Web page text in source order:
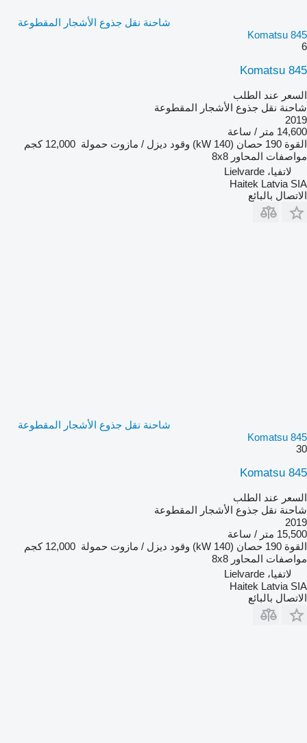
شاحنة نقل جذوع الأشجار المقطوعة
Komatsu 845
6
Komatsu 845
السعر عند الطلب
شاحنة نقل جذوع الأشجار المقطوعة
2019
14,600 متر / ساعة
القوة 190 حصان (140 kW) وقود ديزل / مازوت حمولة 12,000 كجم
مواصفات المحاور 8x8
لاتفيا، Lielvarde
Haitek Latvia SIA
الاتصال بالبائع
شاحنة نقل جذوع الأشجار المقطوعة
Komatsu 845
30
Komatsu 845
السعر عند الطلب
شاحنة نقل جذوع الأشجار المقطوعة
2019
15,500 متر / ساعة
القوة 190 حصان (140 kW) وقود ديزل / مازوت حمولة 12,000 كجم
مواصفات المحاور 8x8
لاتفيا، Lielvarde
Haitek Latvia SIA
الاتصال بالبائع